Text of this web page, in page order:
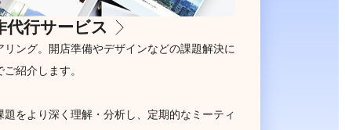
代行サービス
ング。開店準備やデザインなどの課題解決に
紹介します。
をより深く理解・分析し、定期的なミーティ